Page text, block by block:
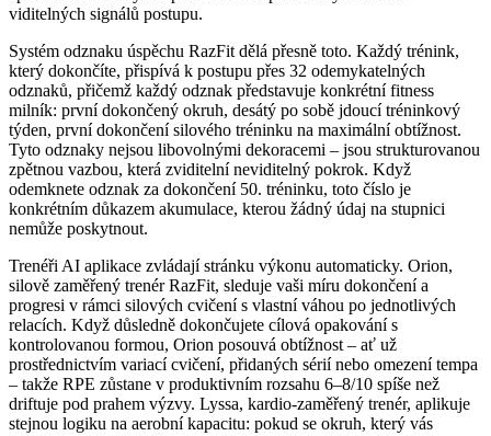
viditelných signálů postupu.
Systém odznaku úspěchu RazFit dělá přesně toto. Každý trénink,
který dokončíte, přispívá k postupu přes 32 odemykatelných
odznaků, přičemž každý odznak představuje konkrétní fitness
milník: první dokončený okruh, desátý po sobě jdoucí tréninkový
týden, první dokončení silového tréninku na maximální obtížnost.
Tyto odznaky nejsou libovolnými dekoracemi – jsou strukturovanou
zpětnou vazbou, která zviditelní neviditelný pokrok. Když
odemknete odznak za dokončení 50. tréninku, toto číslo je
konkrétním důkazem akumulace, kterou žádný údaj na stupnici
nemůže poskytnout.
Trenéři AI aplikace zvládají stránku výkonu automaticky. Orion,
silově zaměřený trenér RazFit, sleduje vaši míru dokončení a
progresi v rámci silových cvičení s vlastní váhou po jednotlivých
relacích. Když důsledně dokončujete cílová opakování s
kontrolovanou formou, Orion posouvá obtížnost – ať už
prostřednictvím variací cvičení, přidaných sérií nebo omezení tempa
– takže RPE zůstane v produktivním rozsahu 6–8/10 spíše než
driftuje pod prahem výzvy. Lyssa, kardio-zaměřený trenér, aplikuje
stejnou logiku na aerobní kapacitu: pokud se okruh, který vás